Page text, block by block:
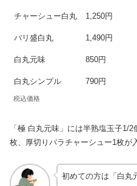
チャーシュー白丸 1,250円
バリ盛白丸 1,490円
白丸元味 850円
白丸シンプル 790円
税込価格
「極 白丸元味」には半熟塩玉子1/
枚、厚切りバラチャーシュー1枚が
初めての方は「白丸